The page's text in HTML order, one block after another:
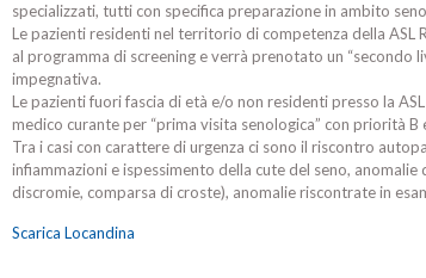
specializzati, tutti con specifica preparazione in ambito
Le pazienti residenti nel territorio di competenza della ASL
al programma di screening e verrà prenotato un “secondo
impegnativa.
Le pazienti fuori fascia di età e/o non residenti presso la
medico curante per “prima visita senologica” con priorità
Tra i casi con carattere di urgenza ci sono il riscontro
infiammazioni e ispessimento della cute del seno,
discromie, comparsa di croste), anomalie riscontrate in
Scarica Locandina